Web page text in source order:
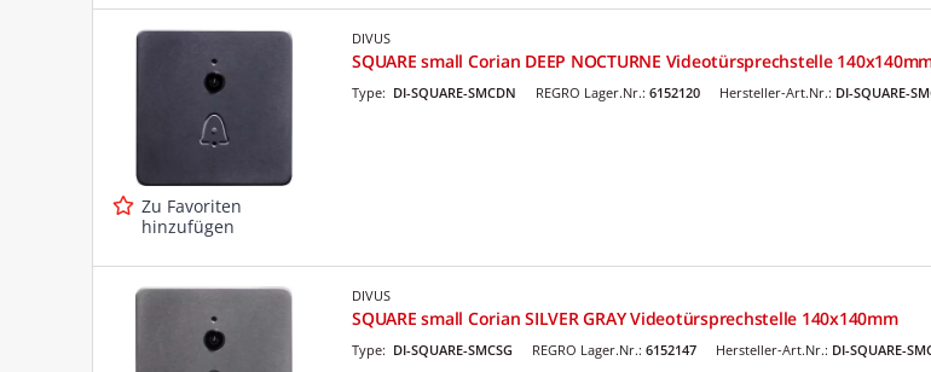
Zu Favoriten
hinzufügen
DIVUS
SQUARE small Corian DEEP NOCTURNE Videotürsprechstelle
REGRO Lager.Nr.: 6152120
Type: DI-SQUARE-SMCDN Hersteller-Art.Nr.: DI-SQUARE-
DIVUS
SQUARE small Corian SILVER GRAY Videotürsprechstelle 140x140mm
REGRO Lager.Nr.: 6152147
Type: DI-SQUARE-SMCSG Hersteller-Art.Nr.: DI-SQUARE-